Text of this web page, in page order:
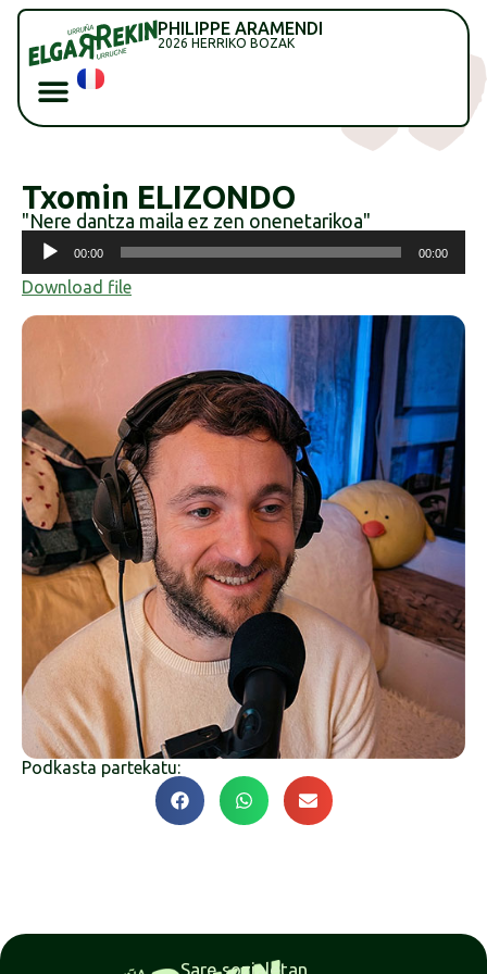
PHILIPPE ARAMENDI
2026 HERRIKO BOZAK
Txomin ELIZONDO
"Nere dantza maila ez zen onenetarikoa"
Soinu
00:00 00:00
Download file
Podkasta partekatu:
Sare sozialetan